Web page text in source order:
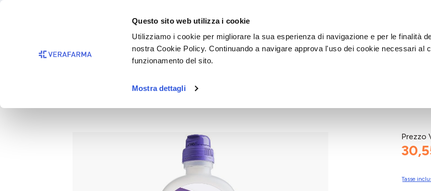
Questo sito web utilizza i cookie
Utilizziamo i cookie per migliorare la sua esperienza di navigazione e per le finalità
nostra Cookie Policy. Continuando a navigare approva l'uso dei cookie necessari al
funzionamento del sito.
Mostra dettagli
Passa alla navigazione principale
NUTRISON 1Lt CB
Prezzo
Tasse